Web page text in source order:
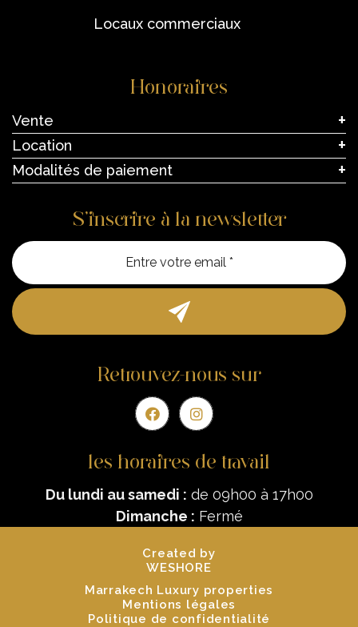
locaux commerciaux
Honoraires
Vente
Location
Modalités de paiement
S’inscrire à la newsletter
Entre
Retrouvez-nous sur
les horaires de travail
Du lundi au samedi : de 09h00 à 17h00
Dimanche : Fermé
Created by
WESHORE
Marrakech Luxury properties
Mentions légales
Politique de confidentialité